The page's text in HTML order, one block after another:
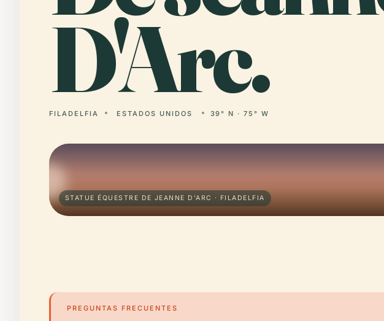
D'Arc.
FILADELFIA ESTADOS UNIDOS 39° N · 75° W
STATUE ÉQUESTRE DE JEANNE D'ARC · FILADELFIA
PREGUNTAS FRECUENTES